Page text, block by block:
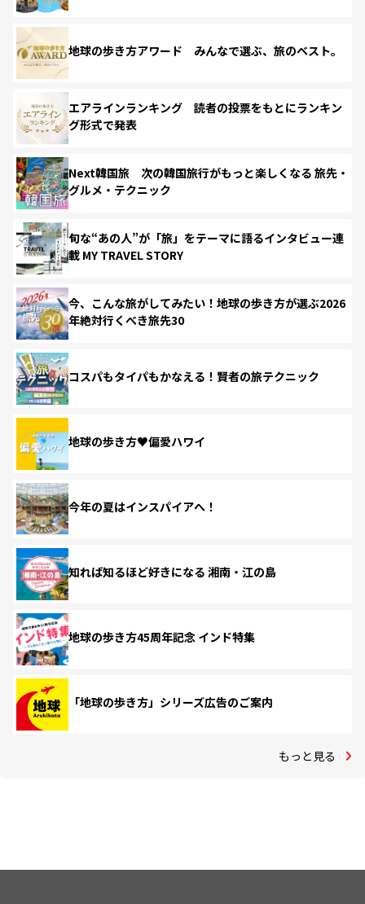
地球の歩き方アワード みんなで選ぶ、旅のベスト。
エアラインランキング 読者の投票をもとにランキン
グ形式で発表
Next韓国旅 次の韓国旅行がもっと楽しくなる 旅先・
グルメ・テクニック
旬な“あの人”が「旅」をテーマに語るインタビュー連
載 MY TRAVEL STORY
今、こんな旅がしてみたい！地球の歩き方が選ぶ2026
年絶対行くべき旅先30
コスパもタイパもかなえる！賢者の旅テクニック
地球の歩き方♥偏愛ハワイ
今年の夏はインスパイアへ！
知れば知るほど好きになる 湘南・江の島
地球の歩き方45周年記念 インド特集
「地球の歩き方」シリーズ広告のご案内
もっと見る